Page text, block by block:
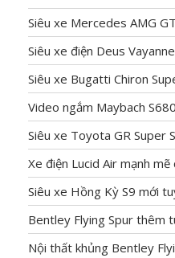
Siêu xe Mercedes AMG
Siêu xe điện Deus
Siêu xe Bugatti Chiron
Video ngắm Maybach
Siêu xe Toyota GR Super
Xe điện Lucid Air mạnh mẽ
Siêu xe Hồng Kỳ S9 mới
Bentley Flying Spur thêm
Nội thất khủng Bentley